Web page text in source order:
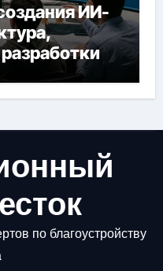
ИИ-
по благоустройству